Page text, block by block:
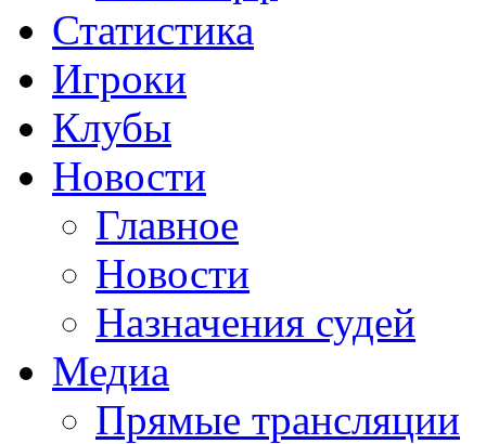
Статистика
Игроки
Клубы
Новости
Главное
Новости
Назначения судей
Медиа
Прямые трансляции